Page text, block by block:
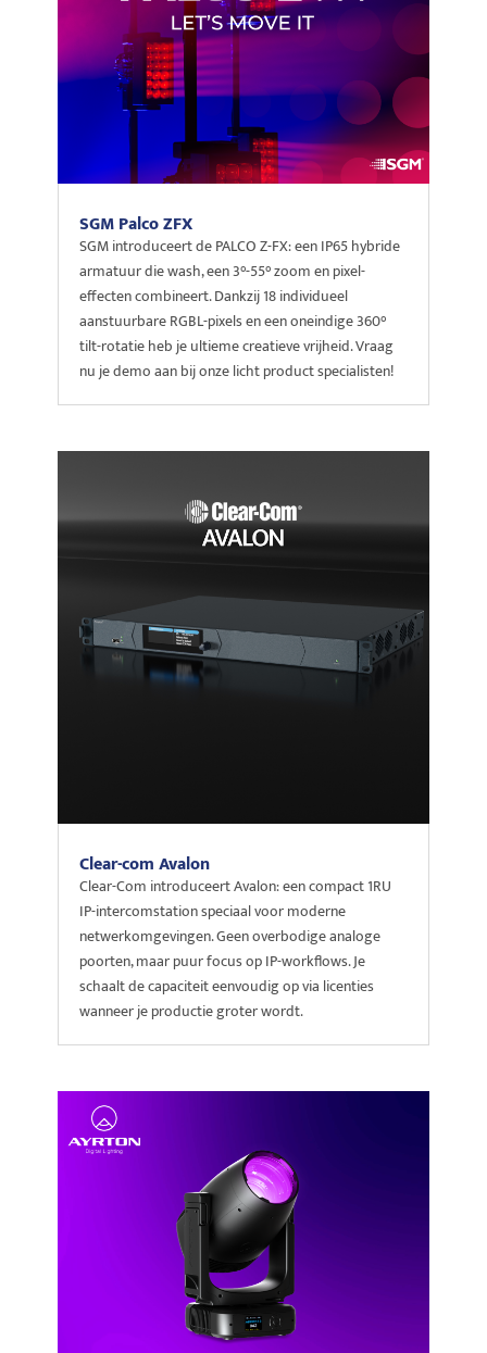
SGM Palco ZFX
SGM introduceert de PALCO Z-FX: een IP65 hybride
armatuur die wash, een 3°-55° zoom en pixel-
effecten combineert. Dankzij 18 individueel
aanstuurbare RGBL-pixels en een oneindige 360°
tilt-rotatie heb je ultieme creatieve vrijheid. Vraag
nu je demo aan bij onze licht product specialisten!
Clear-com Avalon
Clear-Com introduceert Avalon: een compact 1RU
IP-intercomstation speciaal voor moderne
netwerkomgevingen. Geen overbodige analoge
poorten, maar puur focus op IP-workflows. Je
schaalt de capaciteit eenvoudig op via licenties
wanneer je productie groter wordt.